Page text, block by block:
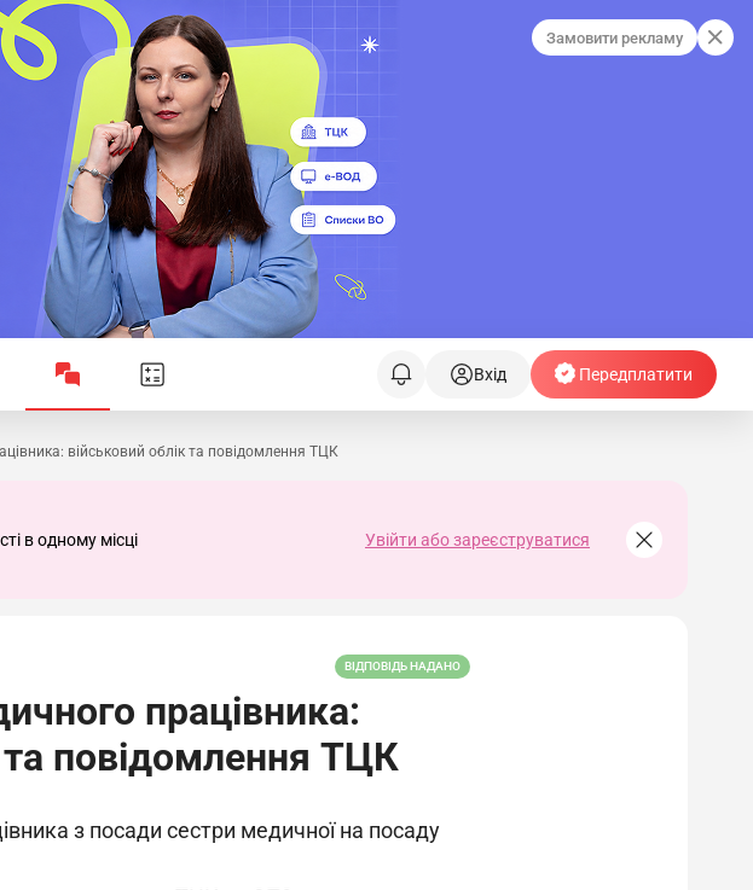
Замовити рекламу
Вхід Передплатити
військовий облік та повідомлення ТЦК
в одному місці Увійти або зареєструватися
ВІДПОВІДЬ НАДАНО
працівника:
та повідомлення ТЦК
з посади сестри медичної на посаду